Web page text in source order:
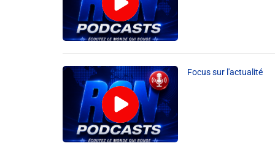
Focus sur l'actualité